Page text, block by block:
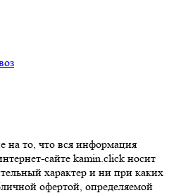
то, что вся информация
сайте kamin.click носит
характер и ни при каких
офертой, определяемой